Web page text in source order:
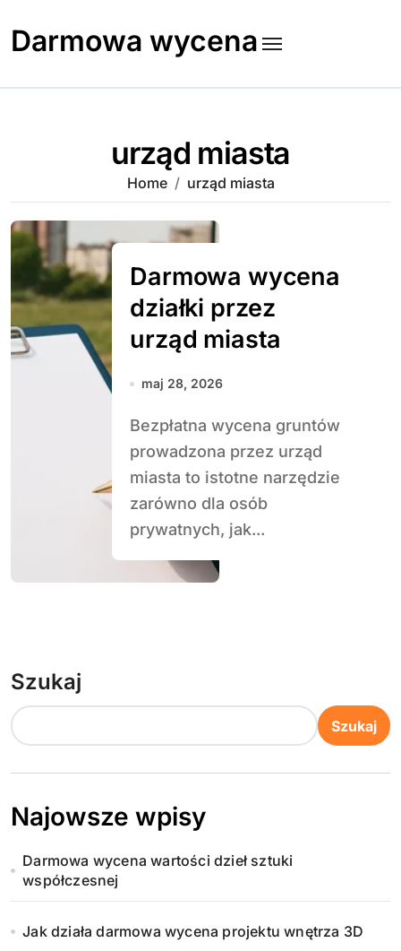
content
Darmowa wycena
urząd miasta
Home urząd miasta
Darmowa wycena
działki przez
urząd miasta
maj 28, 2026
Bezpłatna wycena gruntów
prowadzona przez urząd
miasta to istotne narzędzie
zarówno dla osób
prywatnych, jak...
Szukaj
Szukaj
Najowsze wpisy
Darmowa wycena wartości dzieł sztuki
współczesnej
Jak działa darmowa wycena projektu wnętrza 3D